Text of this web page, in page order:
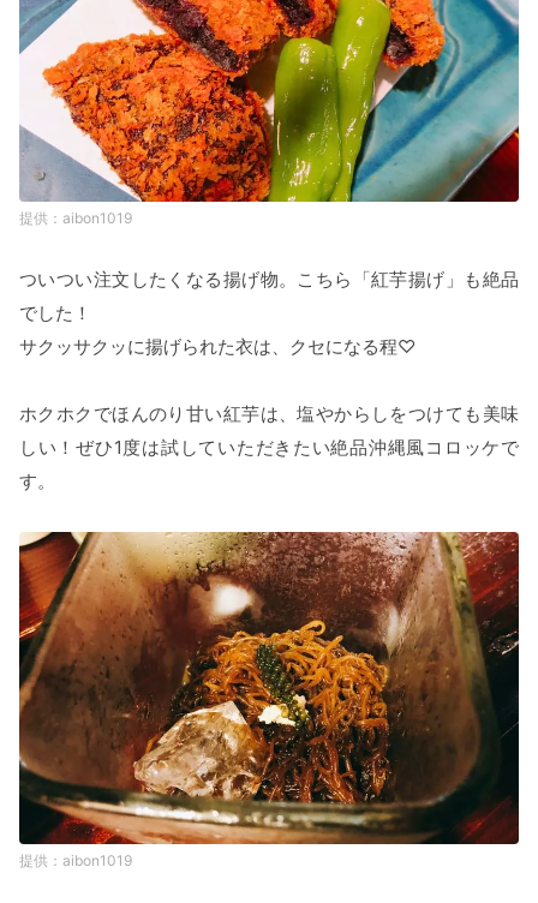
aibon1019
ついつい注文したくなる揚げ物。こちら「紅芋揚げ」も絶品
でした！
サクッサクッに揚げられた衣は、クセになる程♡
ホクホクでほんのり甘い紅芋は、塩やからしをつけても美味
しい！ぜひ1度は試していただきたい絶品沖縄風コロッケで
す。
aibon1019